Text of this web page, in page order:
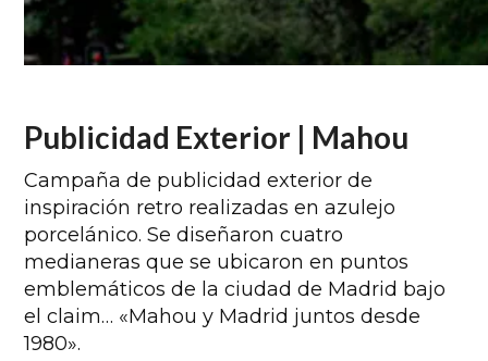
Publicidad Exterior | Mahou
Campaña de publicidad exterior de
inspiración retro realizadas en azulejo
porcelánico. Se diseñaron cuatro
medianeras que se ubicaron en puntos
emblemáticos de la ciudad de Madrid bajo
el claim… «Mahou y Madrid juntos desde
1980».